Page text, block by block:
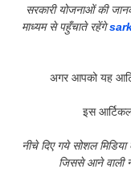
सरकारी योजनाओं की
माध्यम से पहुँचाते रहेंगे
अगर आपको यह
इस
नीचे दिए गये सोशल
जिससे आने वाली